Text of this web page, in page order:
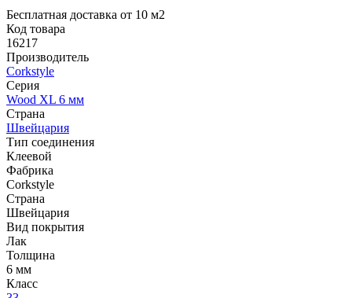
Бесплатная доставка от 10 м2
Код товара
16217
Производитель
Corkstyle
Серия
Wood XL 6 мм
Страна
Швейцария
Тип соединения
Клеевой
Фабрика
Corkstyle
Страна
Швейцария
Вид покрытия
Лак
Толщина
6 мм
Класс